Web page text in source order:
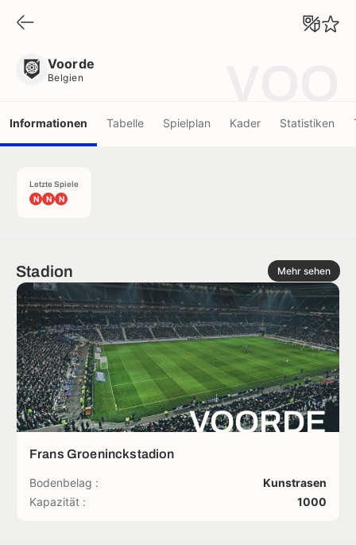
Voorde
Belgien
Informationen Tabelle Spielplan Kader Statistiken
Letzte Spiele
N N N
Stadion Mehr sehen
VOORDE
Frans Groeninckstadion
Bodenbelag :
Kunstrasen
Kapazität :
1000